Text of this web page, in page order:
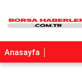
Anasayfa